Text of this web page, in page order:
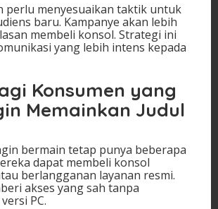
perlu menyesuaikan taktik untuk
baru. Kampanye akan lebih
membeli konsol. Strategi ini
yang lebih intens kepada
Konsumen yang
Memainkan Judul
bermain tetap punya beberapa
dapat membeli konsol
berlangganan layanan resmi.
akses yang sah tanpa
PC.